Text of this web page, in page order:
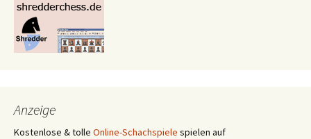
Anzeige
Kostenlose & tolle Online-Schachspiele spielen auf